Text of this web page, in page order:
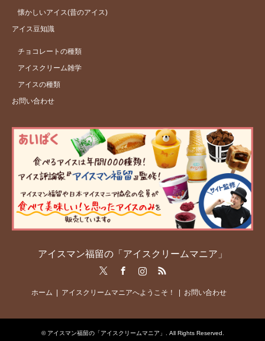
懐かしいアイス(昔のアイス)
アイス豆知識
チョコレートの種類
アイスクリーム雑学
アイスの種類
お問い合わせ
アイスマン福留の「アイスクリームマニア」
RSS
ホーム アイスクリームマニアへようこそ！ お問い合わせ
© アイスマン福留の「アイスクリームマニア」 . All Rights Reserved.